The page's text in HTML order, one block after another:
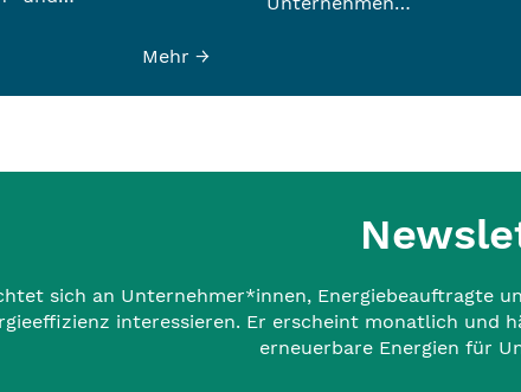
Mehr →
sich an Unternehmer*innen, Energiebeauftragte
interessieren. Er erscheint monatlich und
erneuerbare Energien für